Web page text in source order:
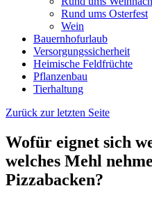
Rund ums Osterfest
Wein
Bauernhofurlaub
Versorgungssicherheit
Heimische Feldfrüchte
Pflanzenbau
Tierhaltung
Zurück zur letzten Seite
Wofür eignet sich
welches Mehl
Pizzabacken?